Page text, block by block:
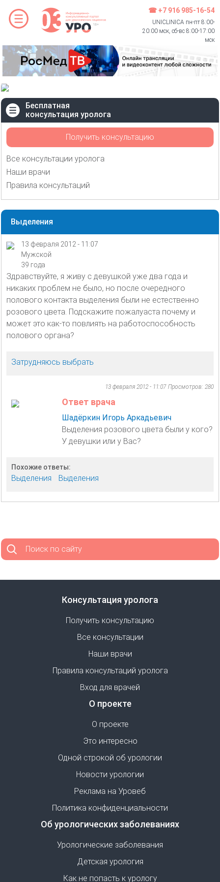
☎ +7 916 985-16-54
UNICLINICA пн-пт 8:00-
20:00 мск, сб-вс 8:00-17:00
мск
Бесплатная
консультация уролога
Получить консультацию
Все консультации уролога
Наши врачи
Правила консультаций
Выделения
13 февраля 2012 - 11:07
Мужской
39 года
Здравствуйте, я живу с девушкой уже два года и
никаких проблем не было, но после очередного
полового контакта выделения были не естественно
розового цвета. Подскажите пожалуаста почему и
может это как-то повлиять на работоспособность
полового органа?
Затрудняюсь выбрать
13 февраля 2012 - 11:07 Просмотров: 280
Ответ врача
Шадёркин Игорь Аркадьевич
Выделения розового цвета были у кого?
У девушки или у Вас?
Похожие ответы:
Выделения Выделения
Поиск по сайту
Консультация уролога
Получить консультацию
Все консультации
Наши врачи
Правила консультаций уролога
Вход для врачей
О проекте
О проекте
Это интересно
Одной строкой об урологии
Новости урологии
Реклама на Уровеб
Политика конфиденциальности
Об урологических заболеваниях
Урологические заболевания
Детская урология
Как не попасть к урологу